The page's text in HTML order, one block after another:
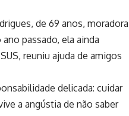
de 69 anos, moradora
passado, ela ainda
reuniu ajuda de amigos
delicada: cuidar
a angústia de não saber